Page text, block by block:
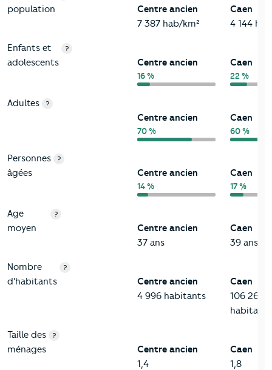
population
Centre ancien
7 387 hab/km²
Caen
4 144
Enfants et
adolescents
?
Centre ancien
16 %
Caen
22 %
Adultes ?
Centre ancien
70 %
Caen
60 %
Personnes
âgées
?
Centre ancien
14 %
Caen
17 %
Age
moyen
?
Centre ancien
37 ans
Caen
39 ans
Nombre
d'habitants
?
Centre ancien
4 996 habitants
Caen
106 260
habitants
Taille des
ménages
?
Centre ancien
1,4
Caen
1,8